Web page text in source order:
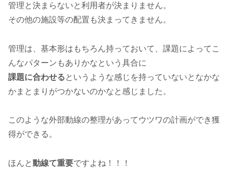
管理と決まらないと利用者が決まりません。
その他の施設等の配置も決まってきません。
管理は、基本形はもちろん持っておいて、課題によってこ
んなパターンもありかなという具合に
課題に合わせるというような感じを持っていないとなかな
かまとまりがつかないのかなと感じました。
このような外部動線の整理があってウツワの計画ができ獲
得ができる。
ほんと動線て重要ですよね！！！